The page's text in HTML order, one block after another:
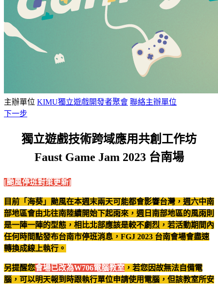
主辦單位 KIMU獨立遊戲開發者聚會 聯絡主辦單位
下一步
獨立遊戲技術跨域應用共創工作坊
Faust Game Jam 2023 台南場
[颱風停班對策更新]
目前「海葵」颱風在本週末兩天可能都會影響台灣，週六中南
部地區會由北往南陸續開始下起雨來，週日南部地區的風雨則
是一陣一陣的型態，相比北部應該是較不劇烈，若活動期間內
任何時間點發布台南市停班消息，FGJ 2023 台南會場會盡速
轉換成線上執行。
另提醒您會場已改為W706電腦教室 ，若您因故無法自備電
腦，可以明天報到時跟執行單位申請使用電腦，但該教室所安